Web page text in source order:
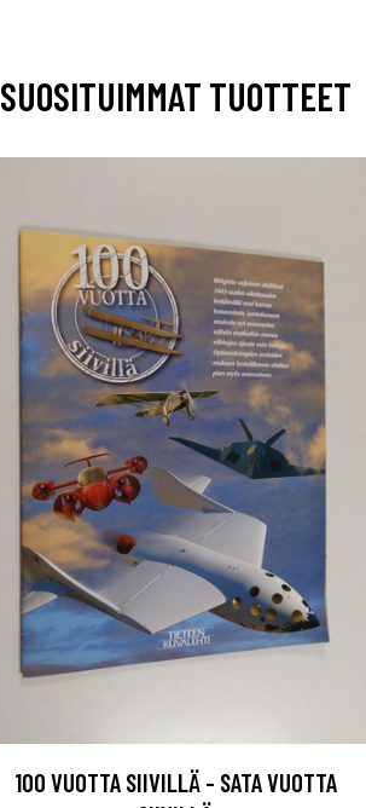
SUOSITUIMMAT TUOTTEET
100 VUOTTA SIIVILLÄ - SATA VUOTTA